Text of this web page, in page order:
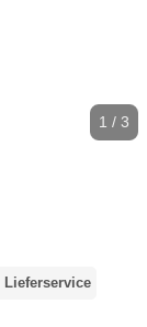
1 / 3
Lieferservice